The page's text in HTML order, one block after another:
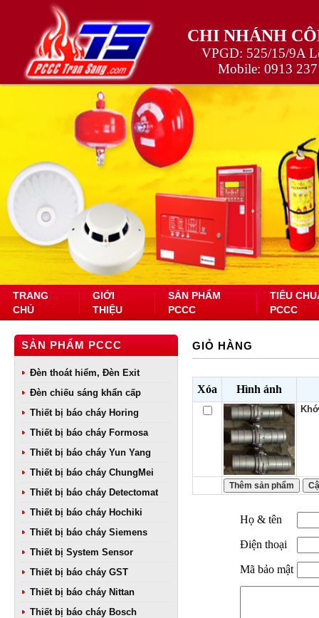
CHI NHÁNH
VPGD: 525/15/9A
Mobile: 0913
TRANG
CHỦ
GIỚI
THIỆU
SẢN PHẨM
PCCC
TIÊU
PCCC
SẢN PHẨM PCCC
Đèn thoát hiểm, Đèn Exit
Đèn chiếu sáng khẩn cấp
Thiết bị báo cháy Horing
Thiết bị báo cháy Formosa
Thiết bị báo cháy Yun Yang
Thiết bị báo cháy ChungMei
Thiết bị báo cháy Detectomat
Thiết bị báo cháy Hochiki
Thiết bị báo cháy Siemens
Thiết bị System Sensor
Thiết bị báo cháy GST
Thiết bị báo cháy Nittan
Thiết bị báo cháy Bosch
GIỎ HÀNG
Xóa Hình ảnh
Họ & tên
Điện thoại
Mã bảo mật